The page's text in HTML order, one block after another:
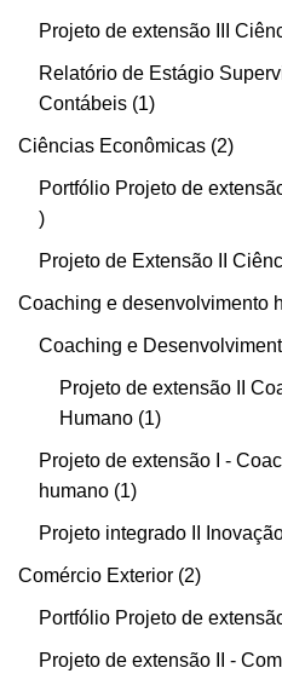
Projeto de extensão III
Relatório de Estágio
Contábeis 1
Ciências Econômicas 2
Portfólio Projeto de
Projeto de Extensão II
Coaching e desenvolvimento
Coaching e
Projeto de extensão II
Humano 1
Projeto de extensão I -
humano 1
Projeto integrado II
Comércio Exterior 2
Portfólio Projeto de
Projeto de extensão II -